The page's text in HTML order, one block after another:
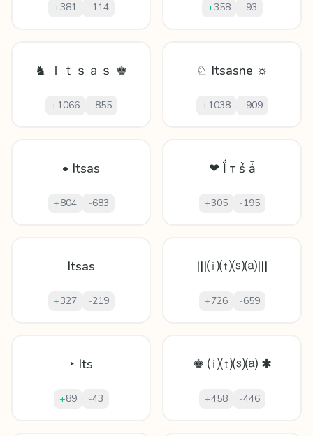
+381 -114 +358 -93
♞ Ｉｔｓａｓ ♚
+1066 -855
♘ Itsasne ☼
+1038 -909
• Itsas
+804 -683
❤ Ḯ т ṥ ǡ
+305 -195
Itsas
+327 -219
|||⒤⒯⒮⒜|||
+726 -659
‣ Its
+89 -43
♚ ⒤⒯⒮⒜ ✱
+458 -446